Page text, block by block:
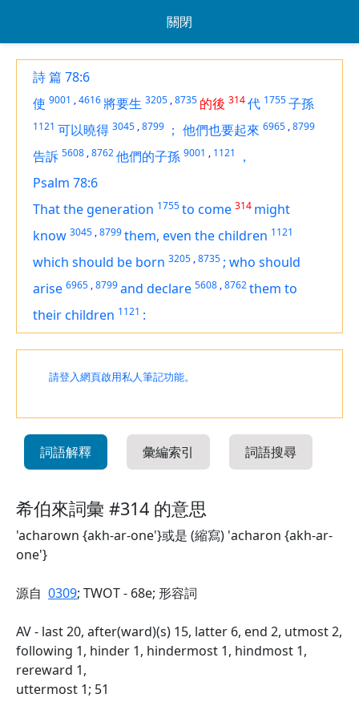
關閉
詩 篇 78:6
使 9001 ,4616 將要生 3205 ,8735 的後 314代 1755子孫
1121 可以曉得 3045 ,8799 ； 他們也要起來 6965 ,8799
告訴 5608 ,8762他們的子孫 9001 , 1121
，
Psalm 78:6
That the generation 1755to come 314 might
know 3045 ,8799them, even the children 1121
which should be born 3205 ,8735 ; who should
arise 6965 ,8799and declare 5608 ,8762them to
their children 1121 :
請登入網頁啟用私人筆記功能。
詞語解釋 彙編索引 詞語搜尋
希伯來詞彙 #314 的意思
'acharown {akh-ar-one'}或是 (縮寫) 'acharon {akh-ar-
one'}
源自 0309; TWOT - 68e; 形容詞
AV - last 20, after(ward)(s) 15, latter 6, end 2, utmost 2,
following 1, hinder 1, hindermost 1, hindmost 1,
rereward 1,
uttermost 1; 51